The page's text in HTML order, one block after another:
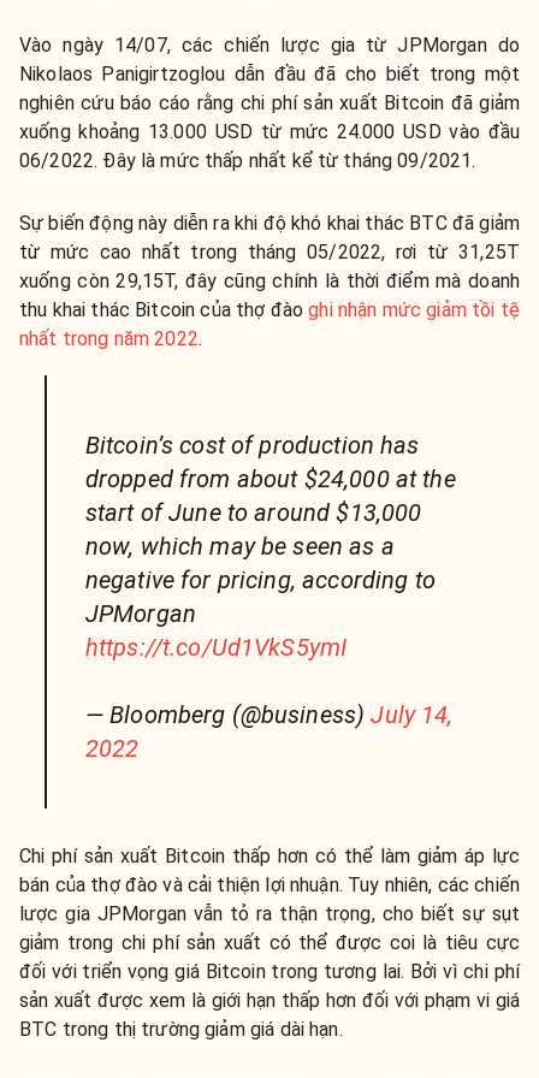
Vào ngày 14/07, các chiến lược gia từ JPMorgan do
Nikolaos Panigirtzoglou dẫn đầu đã cho biết trong một
nghiên cứu báo cáo rằng chi phí sản xuất Bitcoin đã giảm
xuống khoảng 13.000 USD từ mức 24.000 USD vào đầu
06/2022. Đây là mức thấp nhất kể từ tháng 09/2021.
Sự biến động này diễn ra khi độ khó khai thác BTC đã giảm
từ mức cao nhất trong tháng 05/2022, rơi từ 31,25T
xuống còn 29,15T, đây cũng chính là thời điểm mà doanh
thu khai thác Bitcoin của thợ đàoghi nhận mức giảm tồi tệ
nhất trong năm 2022.
Bitcoin’s cost of production has
dropped from about $24,000 at the
start of June to around $13,000
now, which may be seen as a
negative for pricing, according to
JPMorgan
https://t.co/Ud1VkS5ymI
— Bloomberg (@business)July 14,
2022
Chi phí sản xuất Bitcoin thấp hơn có thể làm giảm áp lực
bán của thợ đào và cải thiện lợi nhuận. Tuy nhiên, các chiến
lược gia JPMorgan vẫn tỏ ra thận trọng, cho biết sự sụt
giảm trong chi phí sản xuất có thể được coi là tiêu cực
đối với triển vọng giá Bitcoin trong tương lai. Bởi vì chi phí
sản xuất được xem là giới hạn thấp hơn đối với phạm vi giá
BTC trong thị trường giảm giá dài hạn.